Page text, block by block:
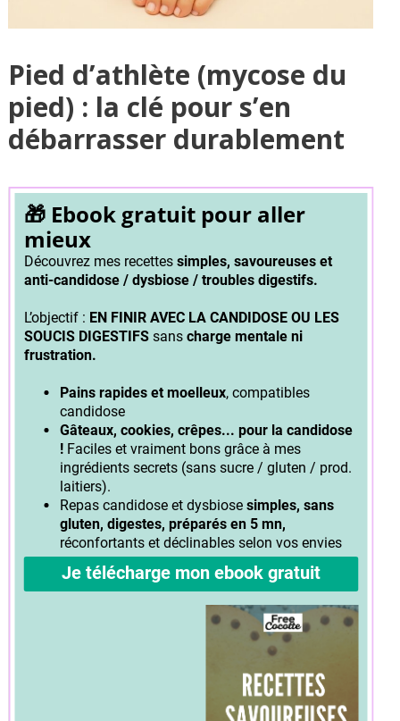
Pied d’athlète (mycose du
pied) : la clé pour s’en
débarrasser durablement